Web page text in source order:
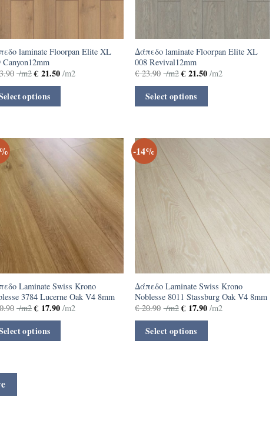
laminate Floorpan Elite XL
Canyon12mm
/m2 € 21.50 /m2
options
Δάπεδο laminate Floorpan Elite XL
008 Revival12mm
€23.90 /m2 €21.50/m2
Select options
Laminate Swiss Krono
3784 Lucerne Oak V4 8mm
/m2 € 17.90 /m2
options
-14%
Δάπεδο Laminate Swiss Krono
Noblesse 8011 Stassburg Oak V4 8mm
€20.90 /m2 €17.90/m2
Select options